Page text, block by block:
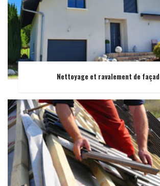
Nettoyage et ravalement de